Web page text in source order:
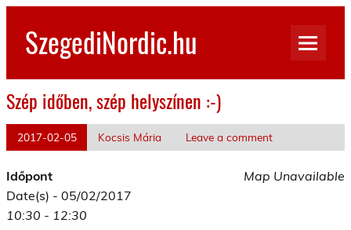
Skip
contentSzegediNordic.hu
Szép időben, szép helyszínen :-)
2017-02-05 Kocsis Mária Leave a comment
Map Unavailable
Időpont
Date(s) - 05/02/2017
10:30 - 12:30